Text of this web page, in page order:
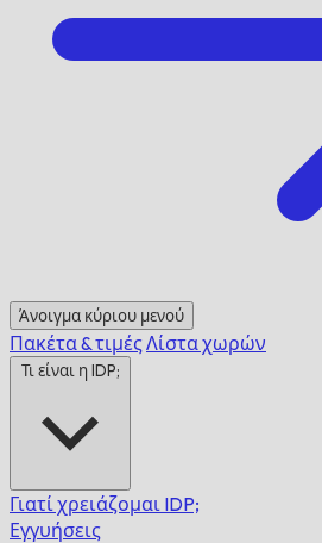
Άνοιγμα κύριου μενού
Πακέτα & τιμέςΛίστα χωρών
Τι είναι η IDP;
Γιατί χρειάζομαι IDP;
Εγγυήσεις